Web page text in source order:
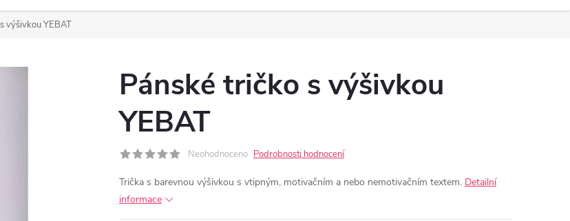
výšivkou YEBAT
Pánské tričko s výšivkou
YEBAT
Neohodnoceno Podrobnosti hodnocení
Trička s barevnou výšivkou s vtipným, motivačním a nebo nemotivačním textem. Detailní
informace